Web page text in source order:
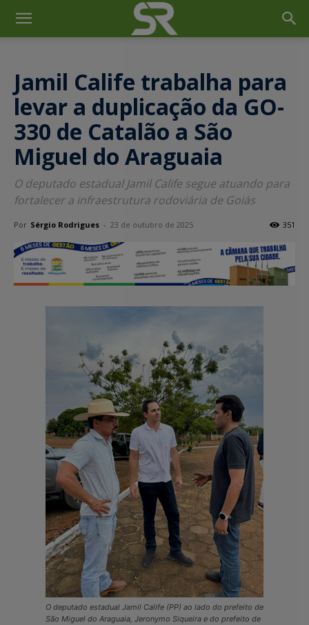
Jamil Calife trabalha para
levar a duplicação da GO-
330 de Catalão a São
Miguel do Araguaia
O deputado estadual Jamil Calife segue atuando para
fortalecer a infraestrutura rodoviária de Goiás
Por Sérgio Rodrigues - 23 de outubro de 2025 351
O deputado estadual Jamil Calife (PP) ao lado do prefeito de
São Miguel do Araguaia, Jeronymo Siqueira e do prefeito de